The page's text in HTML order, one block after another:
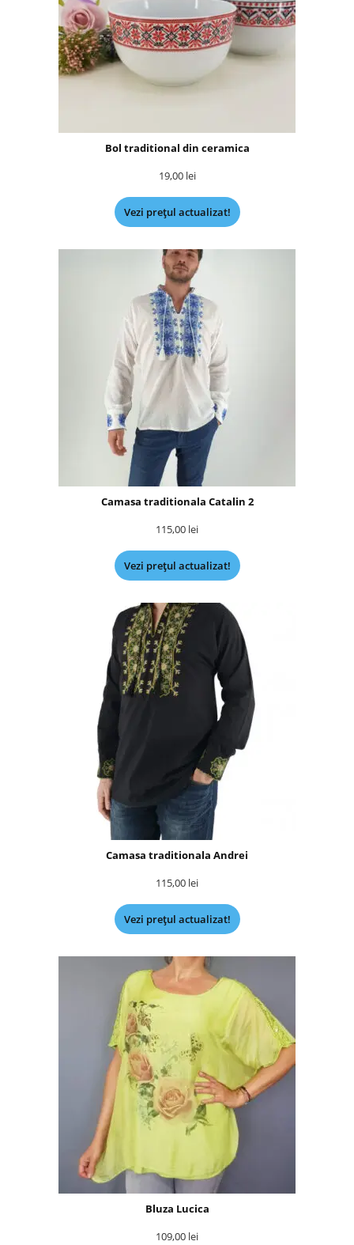
Bol traditional din ceramica
19,00 lei
Vezi prețul actualizat!
Camasa traditionala Catalin 2
115,00 lei
Vezi prețul actualizat!
Camasa traditionala Andrei
115,00 lei
Vezi prețul actualizat!
Bluza Lucica
109,00 lei